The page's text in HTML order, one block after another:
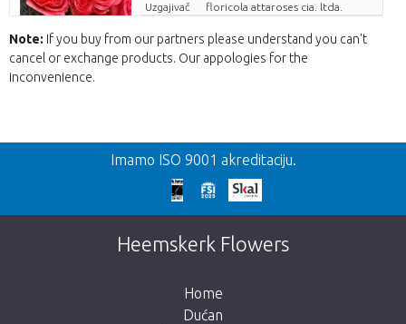
Uzgajivač floricola attaroses cia. ltda.
Note: If you buy from our partners please understand you can't
cancel or exchange products. Our appologies for the
inconvenience.
Nazad
Prekasno!
Nažalost, ovaj artikl je rasprodan. Kliknite na
gumb ispod za povratak u trgovinu.
Imamo ISO 9001 akreditaciju.
Heemskerk Flowers
Home
Dućan